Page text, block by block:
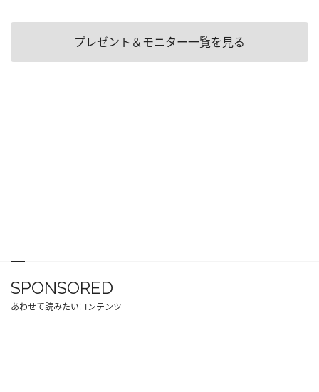
プレゼント＆モニター一覧を見る
SPONSORED
あわせて読みたいコンテンツ